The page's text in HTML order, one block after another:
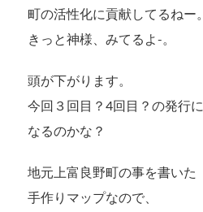
町の活性化に貢献してるねー。
きっと神様、みてるよ-。
頭が下がります。
今回３回目？4回目？の発行に
なるのかな？
地元上富良野町の事を書いた
手作りマップなので、